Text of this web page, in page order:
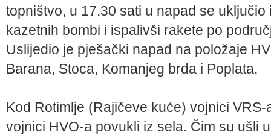
topništvo, u 17.30 sati u napad se
kazetnih bombi i ispalivši rakete po
Uslijedio je pješački napad na položaje
Barana, Stoca, Komanjeg brda i Poplata.
Kod Rotimlje (Rajičeve kuće) vojnici
vojnici HVO-a povukli iz sela. Čim su ušli